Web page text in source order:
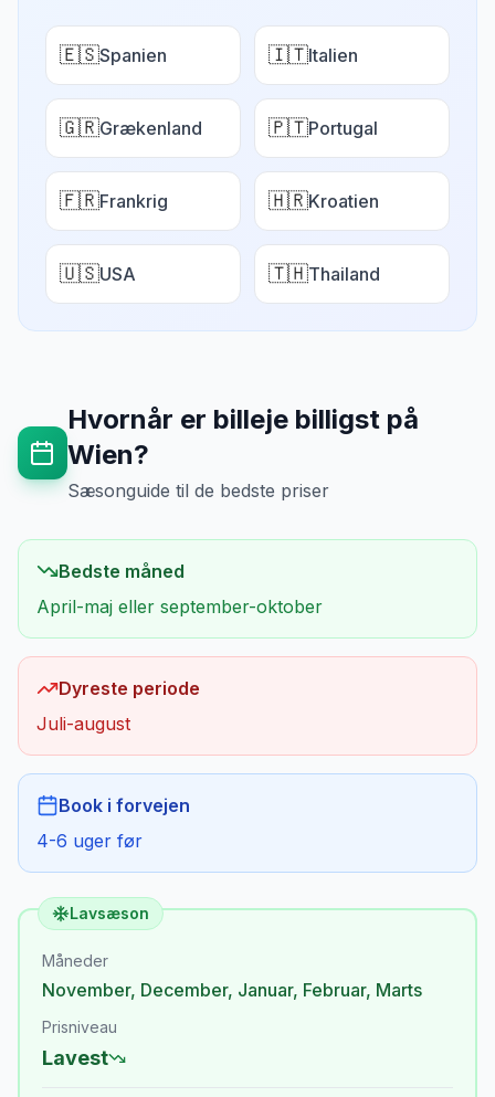
🇪🇸Spanien 🇮🇹Italien
🇬🇷Grækenland 🇵🇹Portugal
🇫🇷Frankrig 🇭🇷Kroatien
🇺🇸USA 🇹🇭Thailand
Hvornår er billeje billigst på
Wien?
Sæsonguide til de bedste priser
Bedste måned
April-maj eller september-oktober
Dyreste periode
Juli-august
Book i forvejen
4-6 uger før
Lavsæson
Måneder
November, December, Januar, Februar, Marts
Prisniveau
Lavest